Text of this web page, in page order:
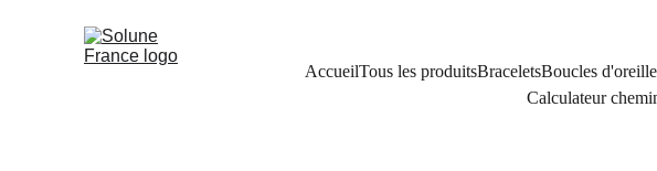
AccueilTous les produitsBraceletsBoucles
Calculateur